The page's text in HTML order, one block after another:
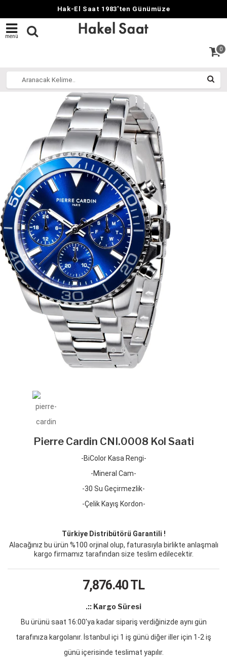
Hak-El Saat 1983'ten Günümüze
menü
0
Pierre Cardin CNI.0008 Kol Saati
-BiColor Kasa Rengi-
-Mineral Cam-
-30 Su Geçirmezlik-
-Çelik Kayış Kordon-
Türkiye Distribütörü Garantili !
Alacağınız bu ürün %100 orjinal olup, faturasıyla birlikte anlaşmalı
kargo firmamız tarafından size teslim edilecektir.
7,876.40TL
.:: Kargo Süresi
Bu ürünü saat 16:00'ya kadar sipariş verdiğinizde aynı gün
tarafınıza kargolanır. İstanbul içi 1 iş günü diğer iller için 1-2 iş
günü içerisinde teslimat yapılır.